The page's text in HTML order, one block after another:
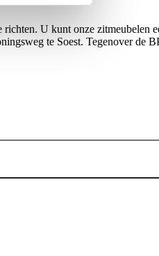
U kunt onze zitmeubelen
te Soest. Tegenover de